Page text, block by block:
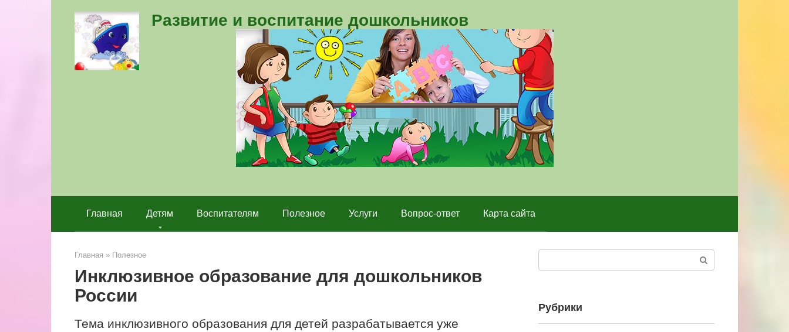
Развитие и воспитание дошкольников
Главная Детям Воспитателям Полезное Услуги Вопрос-ответ Карта сайта
Главная » Полезное
Инклюзивное образование для дошкольников
России
Тема инклюзивного образования для детей разрабатывается уже
Рубрики